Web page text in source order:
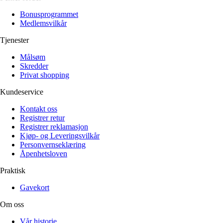
Klær
Reise
Informasjon
Tilbehør
Lukk
Alle artikler
Klær
Reise
Informasjon
Tilbehør
Målsøm
Lukk
Bonusprogrammet
Medlemsvilkår
Tjenester
Målsøm
Skredder
Privat shopping
Kundeservice
Kontakt oss
Registrer retur
Registrer reklamasjon
Kjøp- og Leveringsvilkår
Personvernseklæring
Åpenhetsloven
Praktisk
Gavekort
Om oss
Vår historie